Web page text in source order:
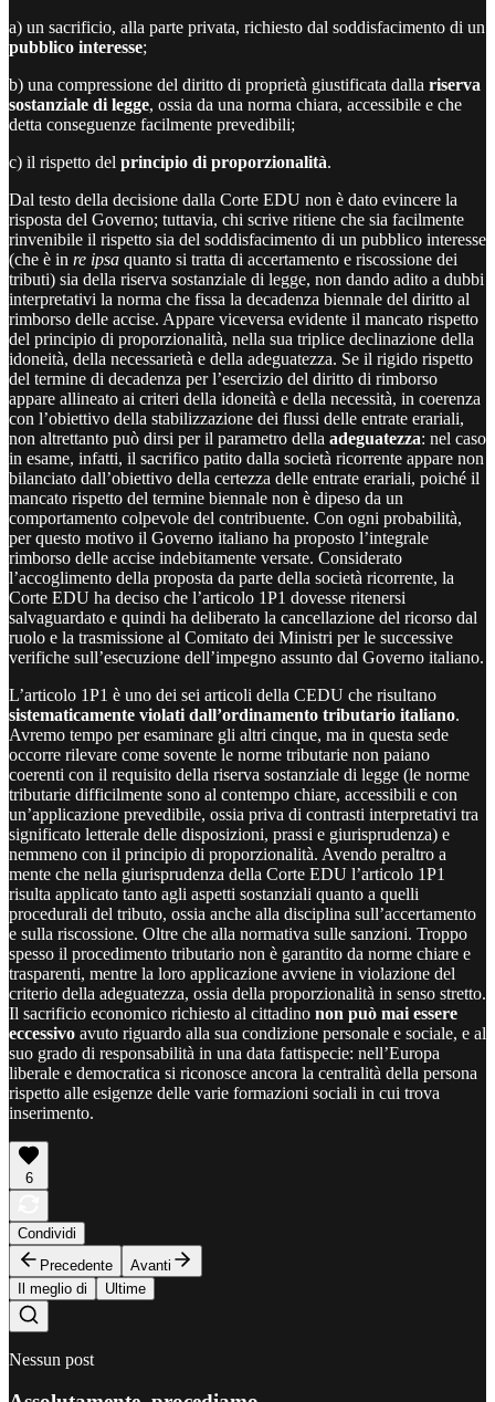
a) un sacrificio, alla parte privata, richiesto dal soddisfacimento di un
pubblico interesse;
b) una compressione del diritto di proprietà giustificata dalla riserva
sostanziale di legge, ossia da una norma chiara, accessibile e che
detta conseguenze facilmente prevedibili;
c) il rispetto del principio di proporzionalità.
Dal testo della decisione dalla Corte EDU non è dato evincere la
risposta del Governo; tuttavia, chi scrive ritiene che sia facilmente
rinvenibile il rispetto sia del soddisfacimento di un pubblico interesse
(che è in re ipsa quanto si tratta di accertamento e riscossione dei
tributi) sia della riserva sostanziale di legge, non dando adito a dubbi
interpretativi la norma che fissa la decadenza biennale del diritto al
rimborso delle accise. Appare viceversa evidente il mancato rispetto
del principio di proporzionalità, nella sua triplice declinazione della
idoneità, della necessarietà e della adeguatezza. Se il rigido rispetto
del termine di decadenza per l’esercizio del diritto di rimborso
appare allineato ai criteri della idoneità e della necessità, in coerenza
con l’obiettivo della stabilizzazione dei flussi delle entrate erariali,
non altrettanto può dirsi per il parametro della adeguatezza: nel caso
in esame, infatti, il sacrifico patito dalla società ricorrente appare non
bilanciato dall’obiettivo della certezza delle entrate erariali, poiché il
mancato rispetto del termine biennale non è dipeso da un
comportamento colpevole del contribuente. Con ogni probabilità,
per questo motivo il Governo italiano ha proposto l’integrale
rimborso delle accise indebitamente versate. Considerato
l’accoglimento della proposta da parte della società ricorrente, la
Corte EDU ha deciso che l’articolo 1P1 dovesse ritenersi
salvaguardato e quindi ha deliberato la cancellazione del ricorso dal
ruolo e la trasmissione al Comitato dei Ministri per le successive
verifiche sull’esecuzione dell’impegno assunto dal Governo italiano.
L’articolo 1P1 è uno dei sei articoli della CEDU che risultano
sistematicamente violati dall’ordinamento tributario italiano.
Avremo tempo per esaminare gli altri cinque, ma in questa sede
occorre rilevare come sovente le norme tributarie non paiano
coerenti con il requisito della riserva sostanziale di legge (le norme
tributarie difficilmente sono al contempo chiare, accessibili e con
un’applicazione prevedibile, ossia priva di contrasti interpretativi tra
significato letterale delle disposizioni, prassi e giurisprudenza) e
nemmeno con il principio di proporzionalità. Avendo peraltro a
mente che nella giurisprudenza della Corte EDU l’articolo 1P1
risulta applicato tanto agli aspetti sostanziali quanto a quelli
procedurali del tributo, ossia anche alla disciplina sull’accertamento
e sulla riscossione. Oltre che alla normativa sulle sanzioni. Troppo
spesso il procedimento tributario non è garantito da norme chiare e
trasparenti, mentre la loro applicazione avviene in violazione del
criterio della adeguatezza, ossia della proporzionalità in senso stretto.
Il sacrificio economico richiesto al cittadino non può mai essere
eccessivo avuto riguardo alla sua condizione personale e sociale, e al
suo grado di responsabilità in una data fattispecie: nell’Europa
liberale e democratica si riconosce ancora la centralità della persona
rispetto alle esigenze delle varie formazioni sociali in cui trova
inserimento.
6
Condividi
Precedente
Avanti
Il meglio di
Ultime
Nessun post